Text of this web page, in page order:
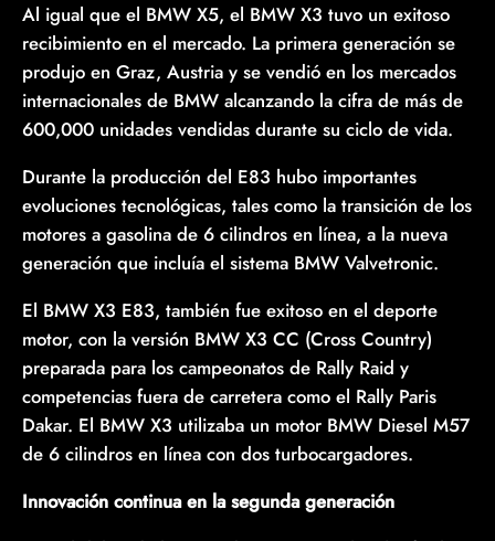
Al igual que el BMW X5, el BMW X3 tuvo un exitoso
recibimiento en el mercado. La primera generación se
produjo en Graz, Austria y se vendió en los mercados
internacionales de BMW alcanzando la cifra de más de
600,000 unidades vendidas durante su ciclo de vida.
Durante la producción del E83 hubo importantes
evoluciones tecnológicas, tales como la transición de los
motores a gasolina de 6 cilindros en línea, a la nueva
generación que incluía el sistema BMW Valvetronic.
El BMW X3 E83, también fue exitoso en el deporte
motor, con la versión BMW X3 CC (Cross Country)
preparada para los campeonatos de Rally Raid y
competencias fuera de carretera como el Rally Paris
Dakar. El BMW X3 utilizaba un motor BMW Diesel M57
de 6 cilindros en línea con dos turbocargadores.
Innovación continua en la segunda generación